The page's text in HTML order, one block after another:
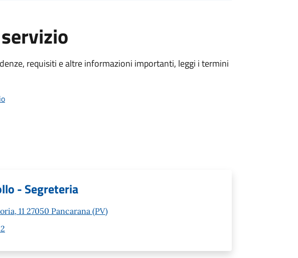
requisiti e altre informazioni importanti, leggi i termini
- Segreteria
11 27050 Pancarana (PV)